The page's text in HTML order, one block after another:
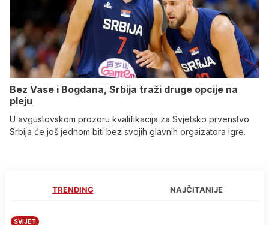
Bez Vase i Bogdana, Srbija traži druge opcije na
pleju
U avgustovskom prozoru kvalifikacija za Svjetsko prvenstvo
Srbija će još jednom biti bez svojih glavnih orgaizatora igre.
TRENDING NAJČITANIJE
SVIJET